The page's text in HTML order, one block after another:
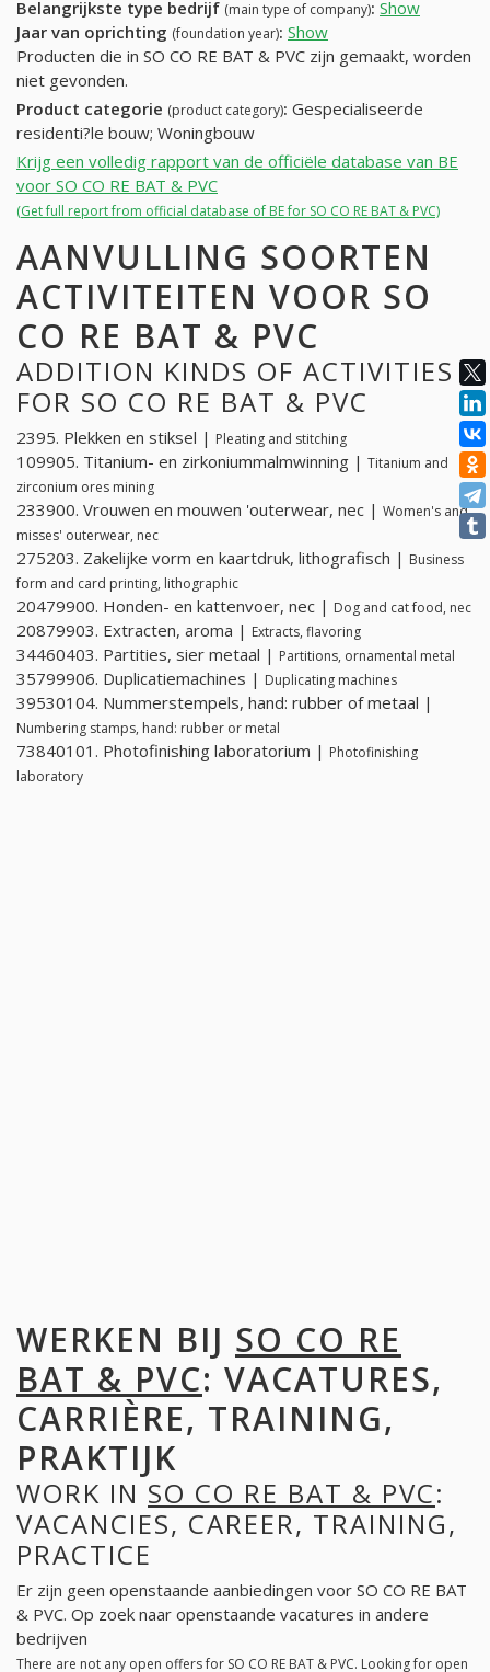
Belangrijkste type bedrijf (main type of company): Show
Jaar van oprichting (foundation year): Show
Producten die in SO CO RE BAT & PVC zijn gemaakt, worden
niet gevonden.
Product categorie (product category): Gespecialiseerde
residenti?le bouw; Woningbouw
Krijg een volledig rapport van de officiële database van BE
voor SO CO RE BAT & PVC
(Get full report from official database of BE for SO CO RE BAT & PVC)
AANVULLING SOORTEN
ACTIVITEITEN VOOR SO
CO RE BAT & PVC
ADDITION KINDS OF ACTIVITIES
FOR SO CO RE BAT & PVC
2395. Plekken en stiksel | Pleating and stitching
109905. Titanium- en zirkoniummalmwinning | Titanium and
zirconium ores mining
233900. Vrouwen en mouwen 'outerwear, nec | Women's and
misses' outerwear, nec
275203. Zakelijke vorm en kaartdruk, lithografisch | Business
form and card printing, lithographic
20479900. Honden- en kattenvoer, nec | Dog and cat food, nec
20879903. Extracten, aroma | Extracts, flavoring
34460403. Partities, sier metaal | Partitions, ornamental metal
35799906. Duplicatiemachines | Duplicating machines
39530104. Nummerstempels, hand: rubber of metaal |
Numbering stamps, hand: rubber or metal
73840101. Photofinishing laboratorium | Photofinishing
laboratory
WERKEN BIJ SO CO RE
BAT & PVC: VACATURES,
CARRIÈRE, TRAINING,
PRAKTIJK
WORK IN SO CO RE BAT & PVC:
VACANCIES, CAREER, TRAINING,
PRACTICE
Er zijn geen openstaande aanbiedingen voor SO CO RE BAT
& PVC. Op zoek naar openstaande vacatures in andere
bedrijven
There are not any open offers for SO CO RE BAT & PVC. Looking for open